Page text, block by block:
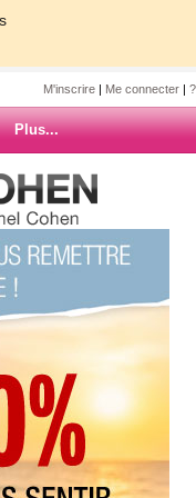
M'inscrire | Me connecter |
Plus...